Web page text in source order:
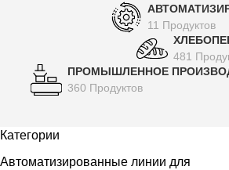
11 Продуктов
481
ПРОМЫШЛЕННОЕ
360 Продуктов
Категории
Автоматизированные линии для